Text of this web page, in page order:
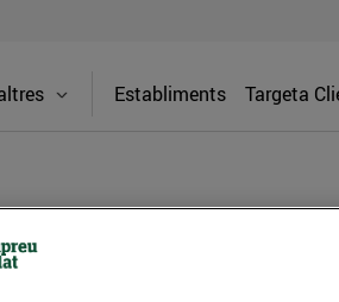
Establiments Targeta